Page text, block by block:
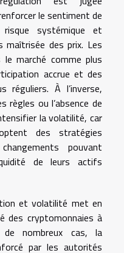
le sentiment de
systémique et
maîtrisée des prix. Les
marché comme plus
accrue et des
réguliers. À l’inverse,
règles ou l’absence de
la volatilité, car
des stratégies
pouvant
de leurs actifs
et volatilité met en
des cryptomonnaies à
de nombreux cas, la
par les autorités